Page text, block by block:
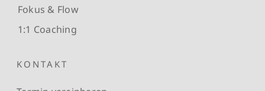
Fokus & Flow
1:1 Coaching
KONTAKT